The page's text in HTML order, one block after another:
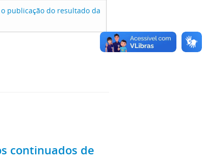
publicação do resultado da
continuados de